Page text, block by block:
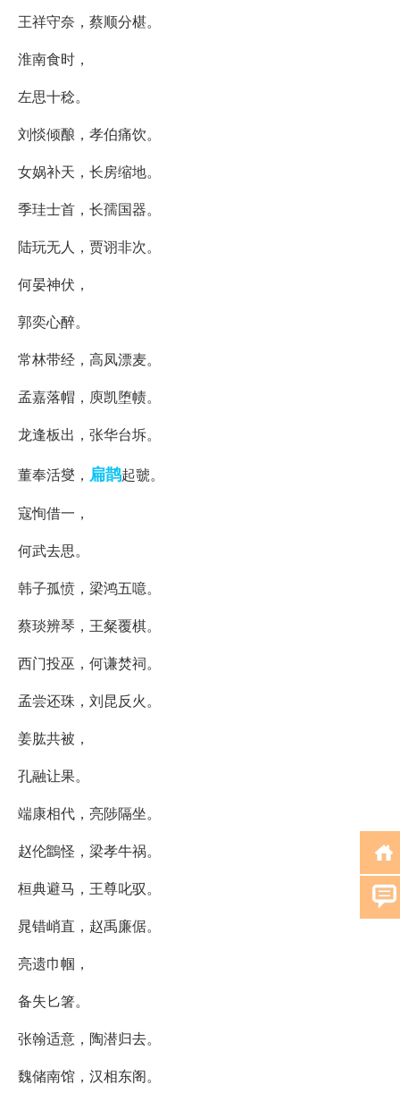
王祥守奈，蔡顺分椹。
淮南食时，
左思十稔。
刘惔倾酿，孝伯痛饮。
女娲补天，长房缩地。
季珪士首，长孺国器。
陆玩无人，贾诩非次。
何晏神伏，
郭奕心醉。
常林带经，高凤漂麦。
孟嘉落帽，庾凯堕帻。
龙逢板出，张华台坼。
董奉活燮， 扁鹊起虢。
寇恂借一，
何武去思。
韩子孤愤，梁鸿五噫。
蔡琰辨琴，王粲覆棋。
西门投巫，何谦焚祠。
孟尝还珠，刘昆反火。
姜肱共被，
孔融让果。
端康相代，亮陟隔坐。
赵伦鶹怪，梁孝牛祸。
桓典避马，王尊叱驭。
晁错峭直，赵禹廉倨。
亮遗巾帼，
备失匕箸。
张翰适意，陶潜归去。
魏储南馆，汉相东阁。